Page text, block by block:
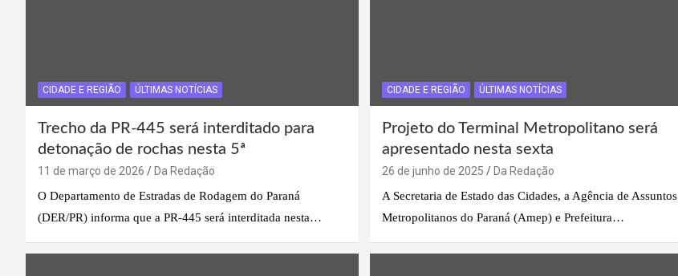
CIDADE E REGIÃO ÚLTIMAS NOTÍCIAS
Trecho da PR-445 será interditado para
detonação de rochas nesta 5ª
11 de março de 2026
Da Redação
O Departamento de Estradas de Rodagem do Paraná
(DER/PR) informa que a PR-445 será interditada nesta…
CIDADE E REGIÃO ÚLTIMAS NOTÍCIAS
Projeto do Terminal Metropolitano será
apresentado nesta sexta
26 de junho de 2025
Da Redação
A Secretaria de Estado das Cidades, a Agência de Assuntos
Metropolitanos do Paraná (Amep) e Prefeitura…